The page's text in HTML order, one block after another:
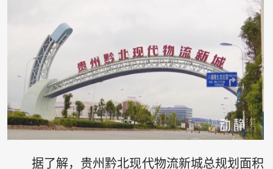
据了解，贵州黔北现代物流新城总规划面积